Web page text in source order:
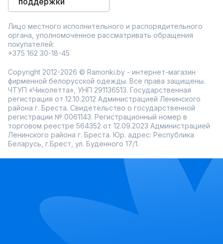
Лицо местного исполнительного и распорядительного
органа, уполномоченное рассматривать обращения
покупателей:
+375 162 30-18-45
Copyright 2012-2026 © Ramonki.by - интернет-магазин
фирменной белорусской одежды. Все права защищены.
ЧТУП «Чиколетта», УНП 291136513. Государственная
регистрация от 12.10.2012 Администрацией Ленинского
района г. Бреста. Свидетельство о государственной
регистрации № 0061143. Регистрационный номер в
торговом реестре 564352 от 12.09.2023 Администрацией
Ленинского района г. Бреста. Юр. адрес: Республика
Беларусь, г.Брест, ул. Буденного 17/1.